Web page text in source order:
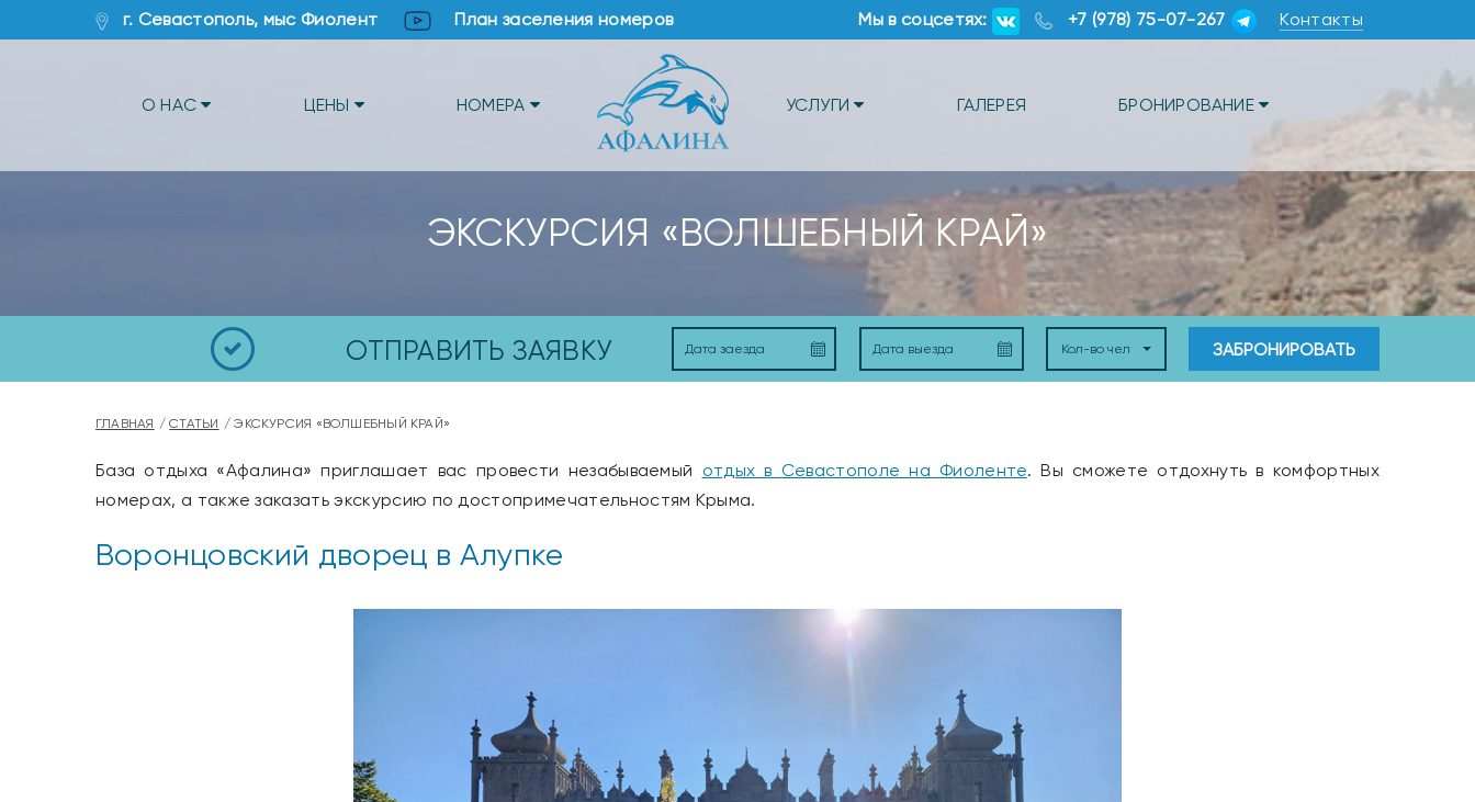
г. Севастополь, мыс Фиолент План заселения номеров Мы в соцсетях: +7 (978) 75-07-267 Контакты
О НАС ЦЕНЫ НОМЕРА УСЛУГИ ГАЛЕРЕЯ БРОНИРОВАНИЕ
ЭКСКУРСИЯ «ВОЛШЕБНЫЙ КРАЙ»
ОТПРАВИТЬ ЗАЯВКУ Кол-во чел ЗАБРОНИРОВАТЬ
ГЛАВНАЯ СТАТЬИ ЭКСКУРСИЯ «ВОЛШЕБНЫЙ КРАЙ»
База отдыха «Афалина» приглашает вас провести незабываемый отдых в Севастополе на Фиоленте. Вы сможете отдохнуть в комфортных
номерах, а также заказать экскурсию по достопримечательностям Крыма.
Воронцовский дворец в Алупке